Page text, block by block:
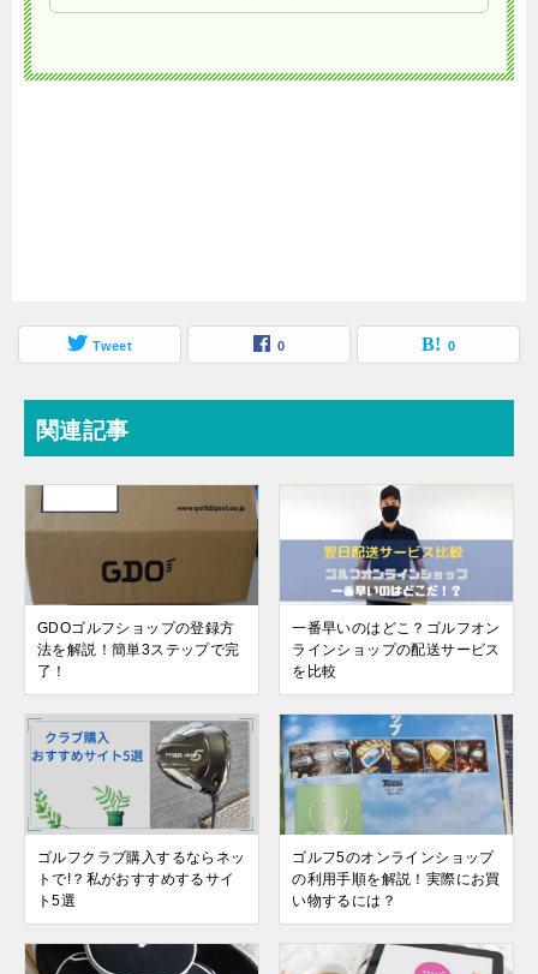
Tweet 0 0
関連記事
GDOゴルフショップの登録方
法を解説！簡単3ステップで完
了！
一番早いのはどこ？ゴルフオン
ラインショップの配送サービス
を比較
ゴルフクラブ購入するならネッ
トで!？私がおすすめするサイ
ト5選
ゴルフ5のオンラインショップ
の利用手順を解説！実際にお買
い物するには？